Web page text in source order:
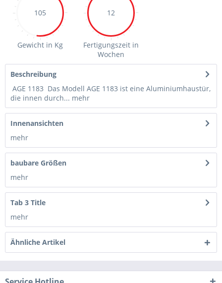
105
Gewicht in Kg
12
Fertigungszeit in
Wochen
Beschreibung
AGE 1183 Das Modell AGE 1183 ist eine Aluminiumhaustür,
die innen durch... mehr
Innenansichten
mehr
baubare Größen
mehr
Tab 3 Title
mehr
Ähnliche Artikel